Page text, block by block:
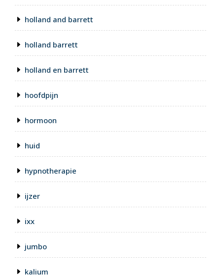
holland and barrett
holland barrett
holland en barrett
hoofdpijn
hormoon
huid
hypnotherapie
ijzer
ixx
jumbo
kalium